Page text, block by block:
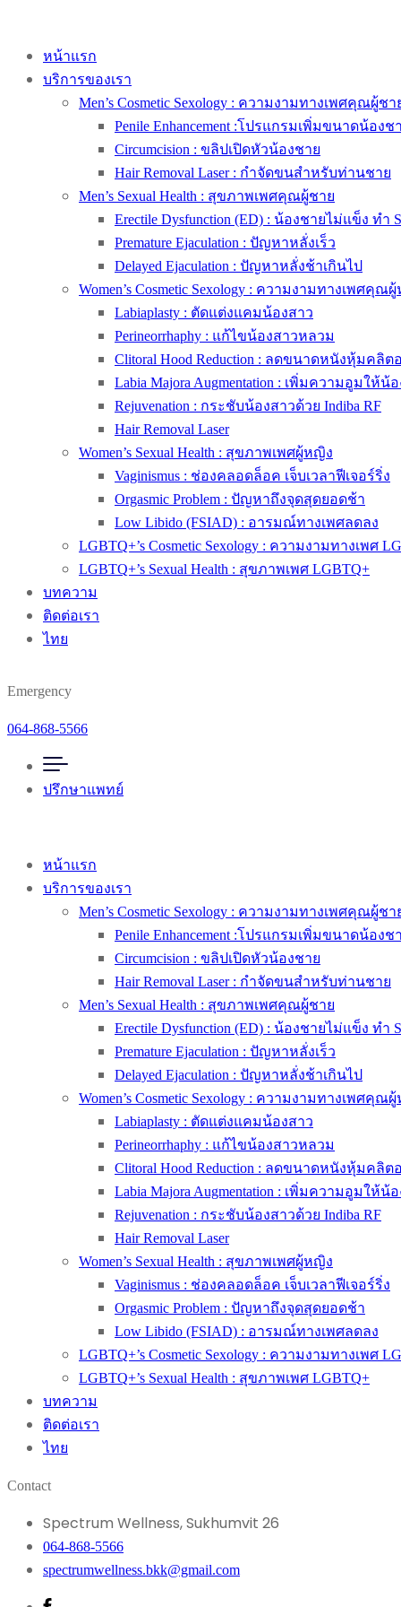
หน้าแรก
บริการของเรา
Men’s Cosmetic Sexology : ความงามทางเพศคุณผู้ชา
Penile Enhancement :โปรแกรมเพิ่มขนาดน้องช
Circumcision : ขลิปเปิดหัวน้องชาย
Hair Removal Laser : กำจัดขนสำหรับท่านชาย
Men’s Sexual Health : สุขภาพเพศคุณผู้ชาย
Erectile Dysfunction (ED) : น้องชายไม่แข็ง ทำ
Premature Ejaculation : ปัญหาหลั่งเร็ว
Delayed Ejaculation : ปัญหาหลั่งช้าเกินไป
Women’s Cosmetic Sexology : ความงามทางเพศคุณ
Labiaplasty : ตัดแต่งแคมน้องสาว
Perineorrhaphy : แก้ไขน้องสาวหลวม
Clitoral Hood Reduction : ลดขนาดหนังหุ้มคลิ
Labia Majora Augmentation : เพิ่มความอูมให้น้
Rejuvenation : กระชับน้องสาวด้วย Indiba RF
Hair Removal Laser
Women’s Sexual Health : สุขภาพเพศผู้หญิง
Vaginismus : ช่องคลอดล็อค เจ็บเวลาฟีเจอร์ริ่ง
Orgasmic Problem : ปัญหาถึงจุดสุดยอดช้า
Low Libido (FSIAD) : อารมณ์ทางเพศลดลง
LGBTQ+’s Cosmetic Sexology : ความงามทางเพศ
LGBTQ+’s Sexual Health : สุขภาพเพศ LGBTQ+
บทความ
ติดต่อเรา
ไทย
Emergency
064-868-5566
ปรึกษาแพทย์
หน้าแรก
บริการของเรา
Men’s Cosmetic Sexology : ความงามทางเพศคุณผู้ชา
Penile Enhancement :โปรแกรมเพิ่มขนาดน้องช
Circumcision : ขลิปเปิดหัวน้องชาย
Hair Removal Laser : กำจัดขนสำหรับท่านชาย
Men’s Sexual Health : สุขภาพเพศคุณผู้ชาย
Erectile Dysfunction (ED) : น้องชายไม่แข็ง ทำ
Premature Ejaculation : ปัญหาหลั่งเร็ว
Delayed Ejaculation : ปัญหาหลั่งช้าเกินไป
Women’s Cosmetic Sexology : ความงามทางเพศคุณ
Labiaplasty : ตัดแต่งแคมน้องสาว
Perineorrhaphy : แก้ไขน้องสาวหลวม
Clitoral Hood Reduction : ลดขนาดหนังหุ้มคลิ
Labia Majora Augmentation : เพิ่มความอูมให้น้
Rejuvenation : กระชับน้องสาวด้วย Indiba RF
Hair Removal Laser
Women’s Sexual Health : สุขภาพเพศผู้หญิง
Vaginismus : ช่องคลอดล็อค เจ็บเวลาฟีเจอร์ริ่ง
Orgasmic Problem : ปัญหาถึงจุดสุดยอดช้า
Low Libido (FSIAD) : อารมณ์ทางเพศลดลง
LGBTQ+’s Cosmetic Sexology : ความงามทางเพศ
LGBTQ+’s Sexual Health : สุขภาพเพศ LGBTQ+
บทความ
ติดต่อเรา
ไทย
Contact
Spectrum Wellness, Sukhumvit 26
064-868-5566
spectrumwellness.bkk@gmail.com